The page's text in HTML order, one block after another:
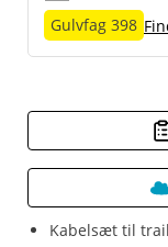
Kabelsæt til
Gulvfag 398